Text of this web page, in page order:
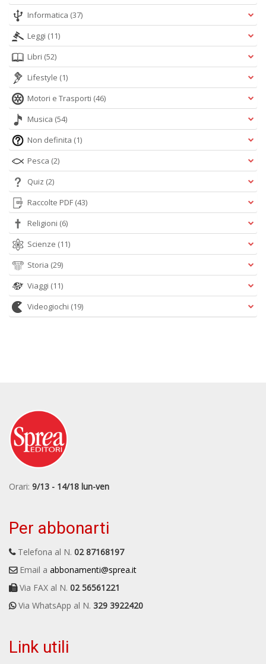
Informatica (37)
Leggi (11)
Libri (52)
Lifestyle (1)
Motori e Trasporti (46)
Musica (54)
Non definita (1)
Pesca (2)
Quiz (2)
Raccolte PDF (43)
Religioni (6)
Scienze (11)
Storia (29)
Viaggi (11)
Videogiochi (19)
Orari: 9/13 - 14/18 lun-ven
Per abbonarti
Telefona al N. 02 87168197
Email a abbonamenti@sprea.it
Via FAX al N. 02 56561221
Via WhatsApp al N. 329 3922420
Link utili